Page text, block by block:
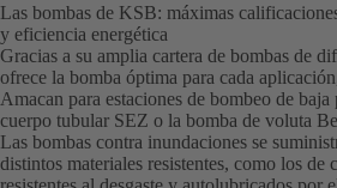
Las bombas de KSB: máximas
y eficiencia energética
Gracias a su amplia cartera de bombas de
ofrece la bomba óptima para cada
Amacan para estaciones de bombeo de
cuerpo tubular SEZ o la bomba de voluta
Las bombas contra inundaciones se
distintos materiales resistentes, como los de